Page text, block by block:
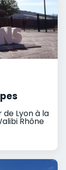
Lyon à la
Rhône